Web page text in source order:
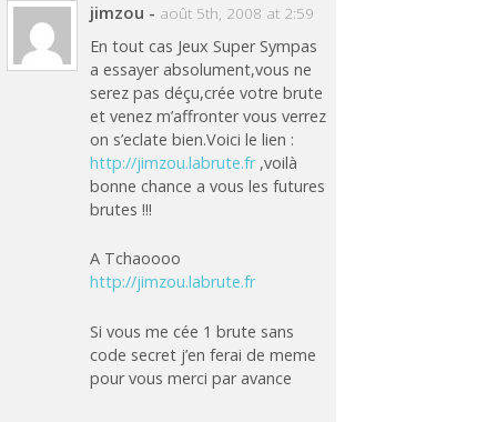
jimzou - août 5th, 2008 at 2:59
En tout cas Jeux Super Sympas
a essayer absolument,vous ne
serez pas déçu,crée votre brute
et venez m’affronter vous verrez
on s’eclate bien.Voici le lien :
http://jimzou.labrute.fr,voilà
bonne chance a vous les futures
brutes !!!
A Tchaoooo
http://jimzou.labrute.fr
Si vous me cée 1 brute sans
code secret j’en ferai de meme
pour vous merci par avance